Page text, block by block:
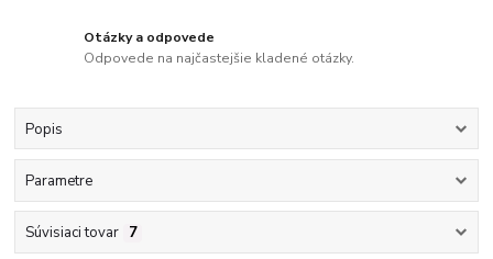
Otázky a odpovede
Odpovede na najčastejšie kladené otázky.
Popis
Parametre
Súvisiaci tovar 7